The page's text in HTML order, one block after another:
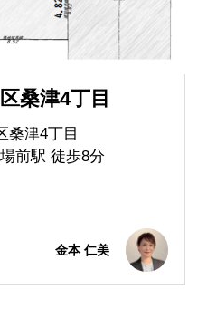
桑津4丁目
桑津4丁目
前駅 徒歩8分
金本 仁美